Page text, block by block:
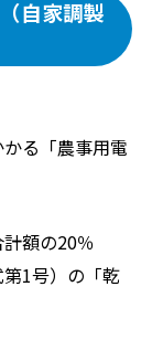
自家調製
る「農事用電
額の20％
1号）の「乾